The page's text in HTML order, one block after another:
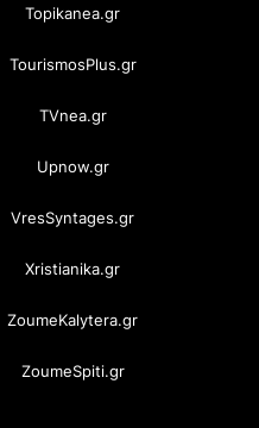
Topikanea.gr
TourismosPlus.gr
TVnea.gr
Upnow.gr
VresSyntages.gr
Xristianika.gr
ZoumeKalytera.gr
ZoumeSpiti.gr